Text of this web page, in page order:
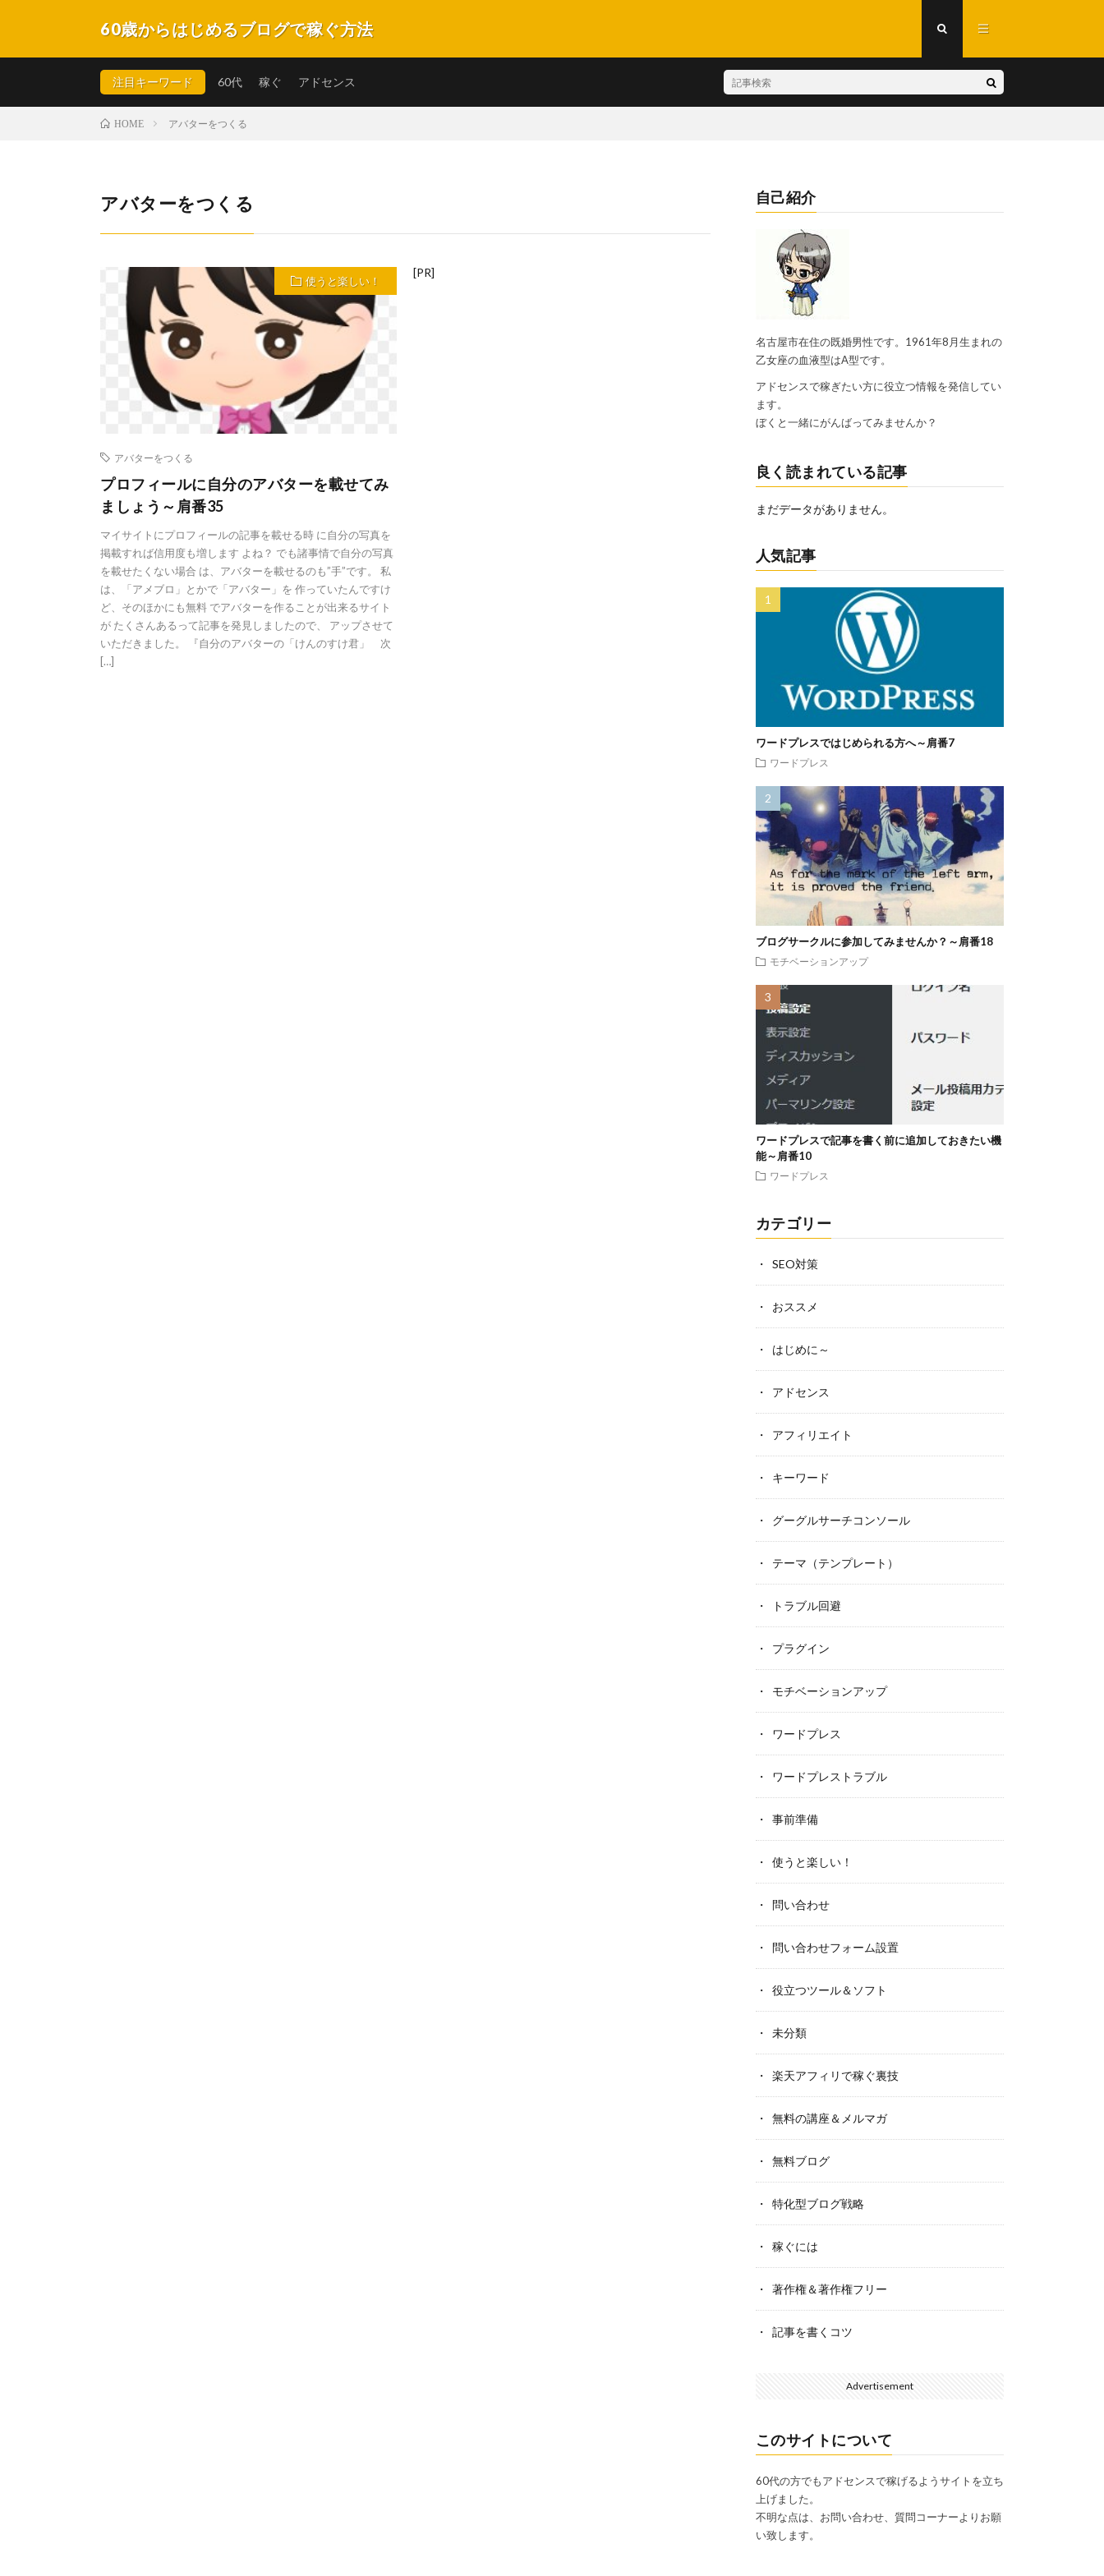
60歳からはじめるブログで稼ぐ方法
不明な点はどうぞお気軽にお問合せ下さい。
注目キーワード 60代 稼ぐ アドセンス
HOME アバターをつくる
アバターをつくる
使うと楽しい！
アバターをつくる
プロフィールに自分のアバターを載せてみ
ましょう～肩番35
マイサイトにプロフィールの記事を載せる時 に自分の写真を
掲載すれば信用度も増します よね？ でも諸事情で自分の写真
を載せたくない場合 は、アバターを載せるのも”手”です。 私
は、「アメブロ」とかで「アバター」を 作っていたんですけ
ど、そのほかにも無料 でアバターを作ることが出来るサイト
が たくさんあるって記事を発見しましたので、 アップさせて
いただきました。 『自分のアバターの「けんのすけ君」 次
[…]
[PR]
自己紹介
名古屋市在住の既婚男性です。1961年8月生まれの
乙女座の血液型はA型です。
アドセンスで稼ぎたい方に役立つ情報を発信してい
ます。
ぼくと一緒にがんばってみませんか？
良く読まれている記事
まだデータがありません。
人気記事
ワードプレスではじめられる方へ～肩番7
ワードプレス
ブログサークルに参加してみませんか？～肩番18
モチベーションアップ
ワードプレスで記事を書く前に追加しておきたい機
能～肩番10
ワードプレス
カテゴリー
SEO対策
おススメ
はじめに～
アドセンス
アフィリエイト
キーワード
グーグルサーチコンソール
テーマ（テンプレート）
トラブル回避
プラグイン
モチベーションアップ
ワードプレス
ワードプレストラブル
事前準備
使うと楽しい！
問い合わせ
問い合わせフォーム設置
役立つツール＆ソフト
未分類
楽天アフィリで稼ぐ裏技
無料の講座＆メルマガ
無料ブログ
特化型ブログ戦略
稼ぐには
著作権＆著作権フリー
記事を書くコツ
Advertisement
このサイトについて
60代の方でもアドセンスで稼げるようサイトを立ち
上げました。
不明な点は、お問い合わせ、質問コーナーよりお願
い致します。